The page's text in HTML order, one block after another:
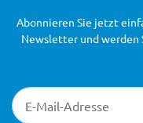
Newsletter-
Abonnieren Sie jetzt
Newsletter und werden